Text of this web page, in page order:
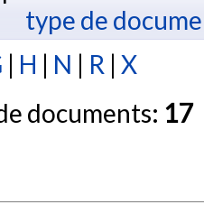
type de
| H | N | R | X
documents: 17